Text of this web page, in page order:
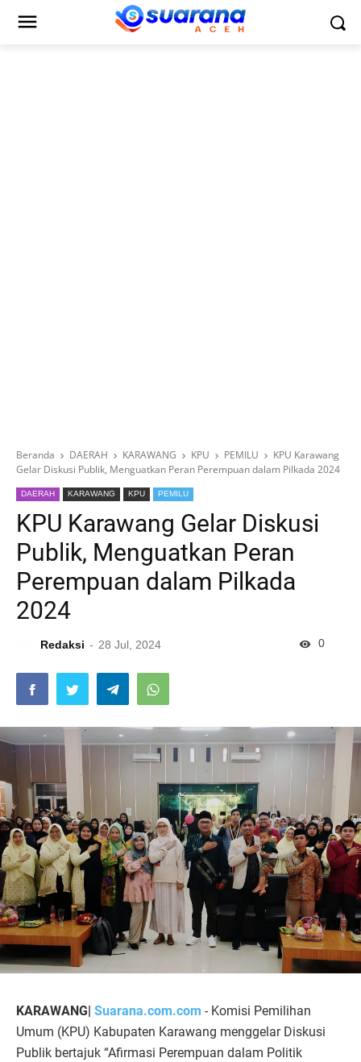
Beranda DAERAH KARAWANG KPU PEMILU
KPU Karawang
Gelar Diskusi Publik, Menguatkan Peran Perempuan dalam Pilkada 2024
DAERAH KARAWANG KPU PEMILU
KPU Karawang Gelar Diskusi
Publik, Menguatkan Peran
Perempuan dalam Pilkada
2024
Redaksi 28 Jul, 2024 0
KARAWANG| Suarana.com.com - Komisi Pemilihan
Umum (KPU) Kabupaten Karawang menggelar Diskusi
Publik bertajuk “Afirmasi Perempuan dalam Politik